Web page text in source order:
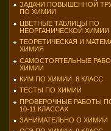
ЗАДАЧИ ПОВЫШЕННОЙ
ПО ХИМИИ
ЦВЕТНЫЕ ТАБЛИЦЫ ПО
НЕОРГАНИЧЕСКОЙ ХИМИИ
ТЕОРЕТИЧЕСКАЯ И
ХИМИЯ
САМОСТОЯТЕЛЬНЫЕ
ХИМИИ
КИМ ПО ХИМИИ. 8 КЛАСС
ТЕСТЫ ПО ХИМИИ
ПРОВЕРОЧНЫЕ РАБОТЫ
10-11 КЛАССАХ
ЗАНИМАТЕЛЬНО О ХИМИИ